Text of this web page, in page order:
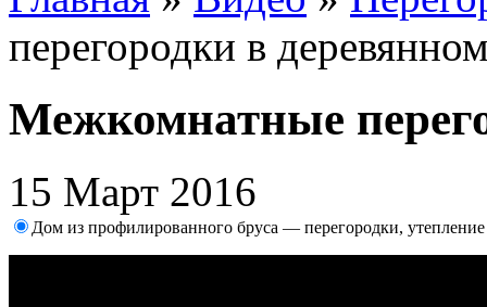
перегородки в
Межкомнатные
15 Март 2016
Дом из профилированного бруса — перегородки,